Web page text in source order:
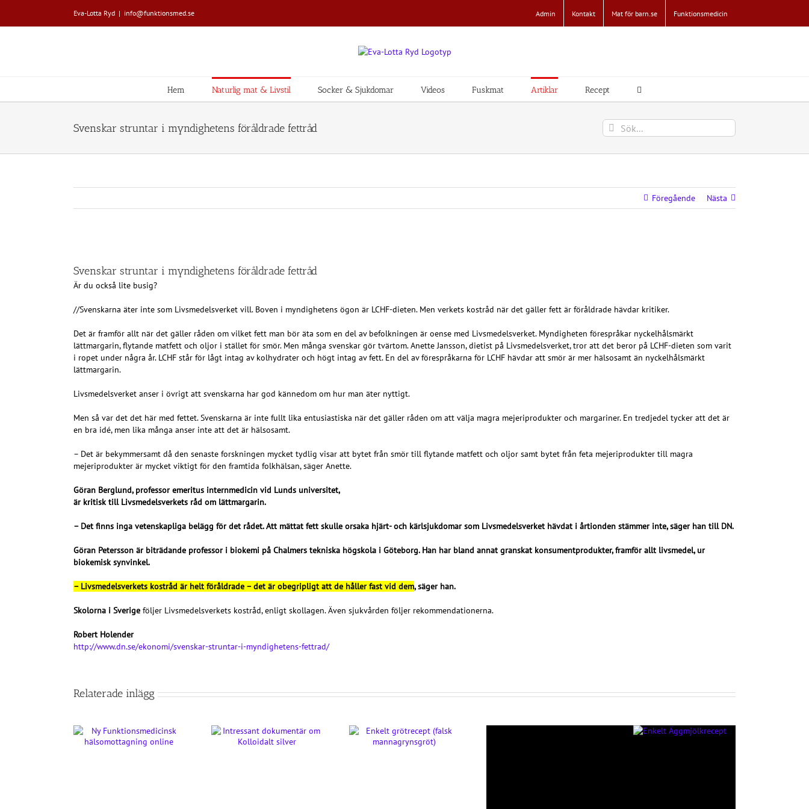
innehållet
Eva-Lotta Ryd | info@funktionsmed.se Admin Kontakt Mat för barn.se Funktionsmedicin
Hem Naturlig mat & Livstil Socker & Sjukdomar Videos Fuskmat Artiklar Recept
Svenskar struntar i myndighetens föråldrade fettråd
Sök
efter:
Föregående Nästa
Svenskar struntar i myndighetens föråldrade fettråd
Är du också lite busig?
//Svenskarna äter inte som Livsmedelsverket vill. Boven i myndighetens ögon är LCHF-dieten. Men verkets kostråd när det gäller fett är föråldrade hävdar kritiker.
Det är framför allt när det gäller råden om vilket fett man bör äta som en del av befolkningen är oense med Livsmedelsverket. Myndigheten förespråkar nyckelhålsmärkt
lättmargarin, flytande matfett och oljor i stället för smör. Men många svenskar gör tvärtom. Anette Jansson, dietist på Livsmedelsverket, tror att det beror på LCHF-dieten som varit
i ropet under några år. LCHF står för lågt intag av kolhydrater och högt intag av fett. En del av förespråkarna för LCHF hävdar att smör är mer hälsosamt än nyckelhålsmärkt
lättmargarin.
Livsmedelsverket anser i övrigt att svenskarna har god kännedom om hur man äter nyttigt.
Men så var det det här med fettet. Svenskarna är inte fullt lika entusiastiska när det gäller råden om att välja magra mejeriprodukter och margariner. En tredjedel tycker att det är
en bra idé, men lika många anser inte att det är hälsosamt.
– Det är bekymmersamt då den senaste forskningen mycket tydlig visar att bytet från smör till flytande matfett och oljor samt bytet från feta mejeriprodukter till magra
mejeriprodukter är mycket viktigt för den framtida folkhälsan, säger Anette.
Göran Berglund, professor emeritus internmedicin vid Lunds universitet,
är kritisk till Livsmedelsverkets råd om lättmargarin.
– Det finns inga vetenskapliga belägg för det rådet. Att mättat fett skulle orsaka hjärt- och kärlsjukdomar som Livsmedelsverket hävdat i årtionden stämmer inte, säger han till DN.
Göran Petersson är biträdande professor i biokemi på Chalmers tekniska högskola i Göteborg. Han har bland annat granskat konsumentprodukter, framför allt livsmedel, ur
biokemisk synvinkel.
– Livsmedelsverkets kostråd är helt föråldrade – det är obegripligt att de håller fast vid dem, säger han.
Skolorna i Sverige följer Livsmedelsverkets kostråd, enligt skollagen. Även sjukvården följer rekommendationerna.
Robert Holender
http://www.dn.se/ekonomi/svenskar-struntar-i-myndighetens-fettrad/
Relaterade inlägg